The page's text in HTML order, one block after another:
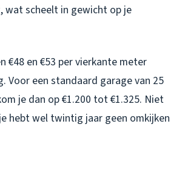
wat scheelt in gewicht op je
€48 en €53 per vierkante meter
Voor een standaard garage van 25
je dan op €1.200 tot €1.325. Niet
hebt wel twintig jaar geen omkijken